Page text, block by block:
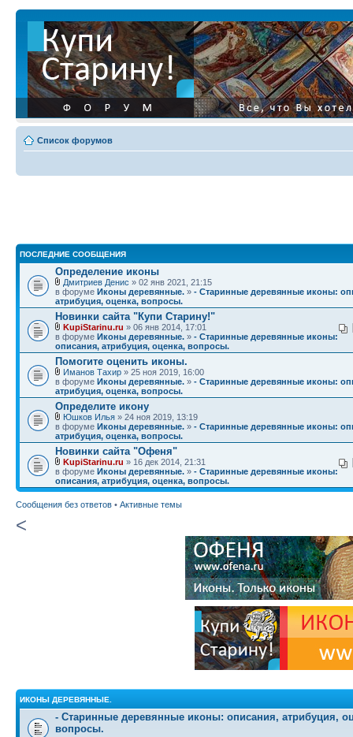
Список форумов
ПОСЛЕДНИЕ СООБЩЕНИЯ
Определение иконы
Дмитриев Денис » 02 янв 2021, 21:15
в форуме Иконы деревянные. » - Старинные деревянные иконы:
атрибуция, оценка, вопросы.
Новинки сайта "Купи Старину!"
KupiStarinu.ru » 06 янв 2014, 17:01
в форуме Иконы деревянные. » - Старинные деревянные иконы:
описания, атрибуция, оценка, вопросы.
Помогите оценить иконы.
Иманов Тахир » 25 ноя 2019, 16:00
в форуме Иконы деревянные. » - Старинные деревянные иконы:
атрибуция, оценка, вопросы.
Определите икону
Юшков Илья » 24 ноя 2019, 13:19
в форуме Иконы деревянные. » - Старинные деревянные иконы:
атрибуция, оценка, вопросы.
Новинки сайта "Офеня"
KupiStarinu.ru » 16 дек 2014, 21:31
в форуме Иконы деревянные. » - Старинные деревянные иконы:
описания, атрибуция, оценка, вопросы.
Сообщения без ответов • Активные темы
<
ИКОНЫ ДЕРЕВЯННЫЕ.
- Старинные деревянные иконы: описания, атрибуция,
вопросы.